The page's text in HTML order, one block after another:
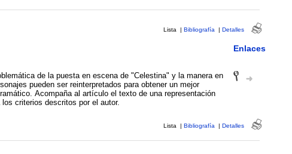
Lista | Bibliografía | Detalles
Enlaces
de la puesta en escena de "Celestina" y la manera en
pueden ser reinterpretados para obtener un mejor
Acompaña al artículo el texto de una representación
los criterios descritos por el autor.
Lista | Bibliografía | Detalles